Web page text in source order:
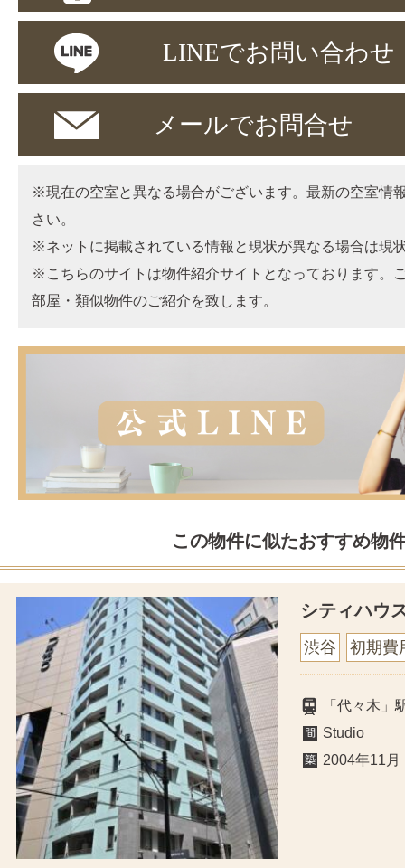
LINEでお問い合わせ
メールでお問合せ
※現在の空室と異なる場合がございます。最新の空室情
さい。
※ネットに掲載されている情報と現状が異なる場合は現
※こちらのサイトは物件紹介サイトとなっております。
部屋・類似物件のご紹介を致します。
この物件に似たおすすめ物
シティハウ
渋谷 初期費
「代々木
Studio
2004年11月